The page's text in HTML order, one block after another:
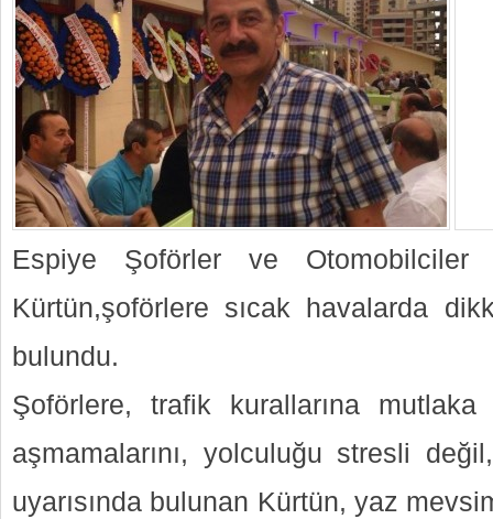
Espiye Şoförler ve Otomobilciler
Kürtün,şoförlere sıcak havalarda
bulundu.
Şoförlere, trafik kurallarına mutlaka
aşmamalarını, yolculuğu stresli
uyarısında bulunan Kürtün, yaz